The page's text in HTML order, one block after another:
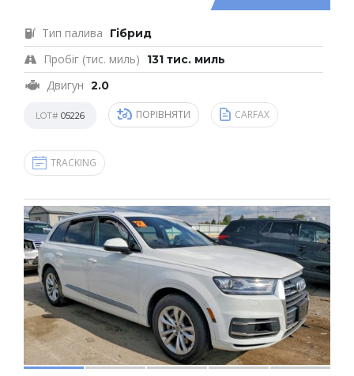
Тип палива Гібрид
Пробіг (тис. миль) 131 тис. миль
Двигун 2.0
LOT# 05226 ПОРІВНЯТИ CARFAX
TRACKING